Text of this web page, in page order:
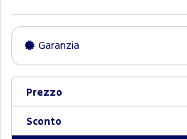
Garanzia
Prezzo
Sconto